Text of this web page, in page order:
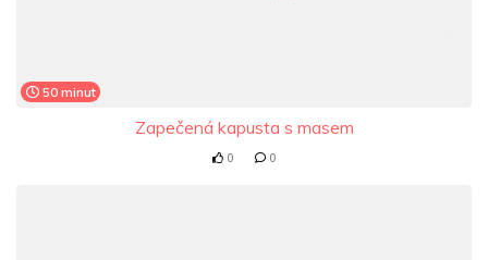
50 minut
Zapečená kapusta s masem
0 0